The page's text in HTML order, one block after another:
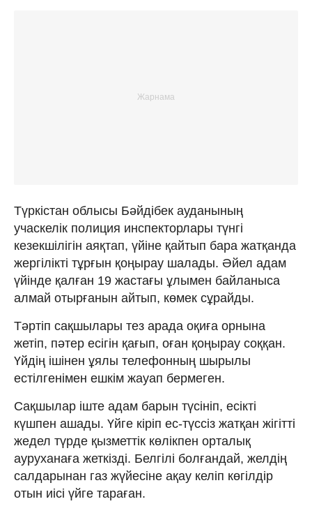
Түркістан облысы Бәйдібек ауданының
учаскелік полиция инспекторлары түнгі
кезекшілігін аяқтап, үйіне қайтып бара жатқанда
жергілікті тұрғын қоңырау шалады. Әйел адам
үйінде қалған 19 жастағы ұлымен байланыса
алмай отырғанын айтып, көмек сұрайды.
Тәртіп сақшылары тез арада оқиға орнына
жетіп, пәтер есігін қағып, оған қоңырау соққан.
Үйдің ішінен ұялы телефонның шырылы
естілгенімен ешкім жауап бермеген.
Сақшылар іште адам барын түсініп, есікті
күшпен ашады. Үйге кіріп ес-түссіз жатқан жігітті
жедел түрде қызметтік көлікпен орталық
ауруханаға жеткізді. Белгілі болғандай, желдің
салдарынан газ жүйесіне ақау келіп көгілдір
отын иісі үйге тараған.